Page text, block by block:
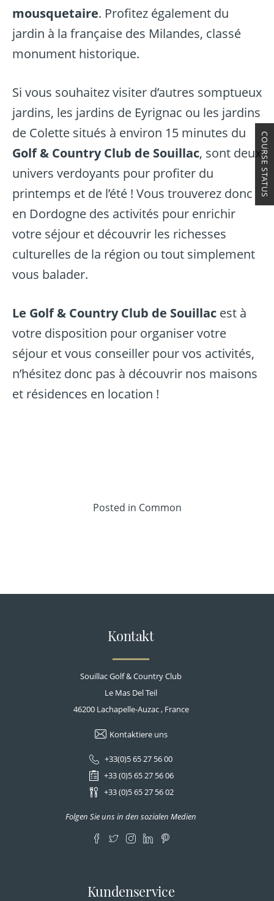
COURSE STATUS
mousquetaire. Profitez également du
jardin à la française des Milandes, classé
monument historique.
Si vous souhaitez visiter d’autres somptueux
jardins, les jardins de Eyrignac ou les jardins
de Colette situés à environ 15 minutes du
Golf & Country Club de Souillac, sont deux
univers verdoyants pour profiter du
printemps et de l’été ! Vous trouverez donc
en Dordogne des activités pour enrichir
votre séjour et découvrir les richesses
culturelles de la région ou tout simplement
vous balader.
Le Golf & Country Club de Souillac est à
votre disposition pour organiser votre
séjour et vous conseiller pour vos activités,
n’hésitez donc pas à découvrir nos maisons
et résidences en location !
Posted in Common
Kontakt
Souillac Golf & Country Club
Le Mas Del Teil
46200 Lachapelle-Auzac, France
Kontaktiere uns
+33(0)5 65 27 56 00
+33 (0)5 65 27 56 06
+33 (0)5 65 27 56 02
Folgen Sie uns in den sozialen Medien
FacebookTwitterInstagramLinkedIn
Kundenservice